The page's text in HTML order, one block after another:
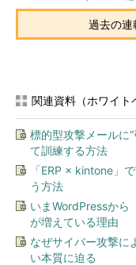
過去の
関連資料（ホワイト
標的型攻撃メールに
て訓練する方法
「ERP × kintone」
う方法
いまWordPressから
が増えている理由
なぜサイバー攻撃に
い本質に迫る